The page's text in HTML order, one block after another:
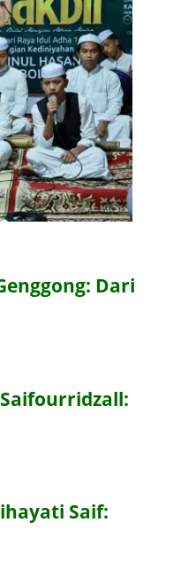
Dari
Saifourridzall:
Saif: